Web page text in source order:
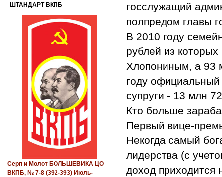
госслужащий
полпредом главы
В 2010 году
рублей из
Хлопониным, а 93
году
супруги - 13 млн
Кто больше
Первый вице-
Некогда самый
лидерства (с
доход приходится
ШТАНДАРТ ВКПБ
Серп и Молот БОЛЬШЕВИКА ЦО
ВКПБ, № 7-8 (392-393) Июль-